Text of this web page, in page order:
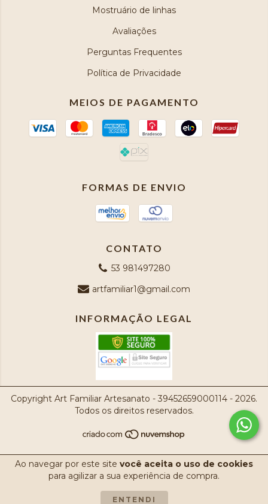
Ao navegar por este site você aceita o uso de cookies
para agilizar a sua experiência de compra.
ENTENDI
Mostruário de linhas
Avaliações
Perguntas Frequentes
Política de Privacidade
MEIOS DE PAGAMENTO
FORMAS DE ENVIO
CONTATO
53 981497280
artfamiliar1@gmail.com
INFORMAÇÃO LEGAL
Copyright Art Familiar Artesanato - 39452659000114 - 2026.
Todos os direitos reservados.